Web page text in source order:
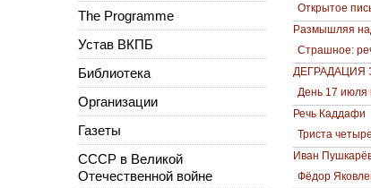
Открытое
Размышляя
Страшное:
ДЕГРАДАЦИЯ
День 17 июля
Речь Каддафи
Триста
Иван
Фёдор
The Programme
Устав ВКПБ
Библиотека
Организации
Газеты
СССР в Великой
Отечественной войне